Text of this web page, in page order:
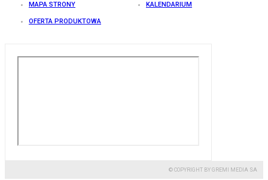
MAPA STRONY KALENDARIUM
OFERTA PRODUKTOWA
© COPYRIGHT BY GREMI MEDIA SA